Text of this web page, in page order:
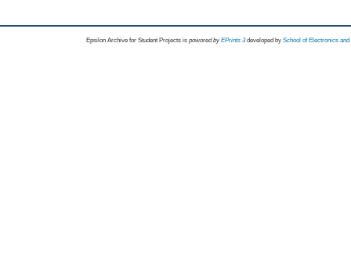
Epsilon Archive for Student Projects is powored byEPrints 3 developed by School of Electronics